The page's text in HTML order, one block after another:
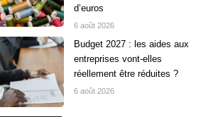
d’euros
6 août 2026
Budget 2027 : les aides aux
entreprises vont-elles
réellement être réduites ?
6 août 2026